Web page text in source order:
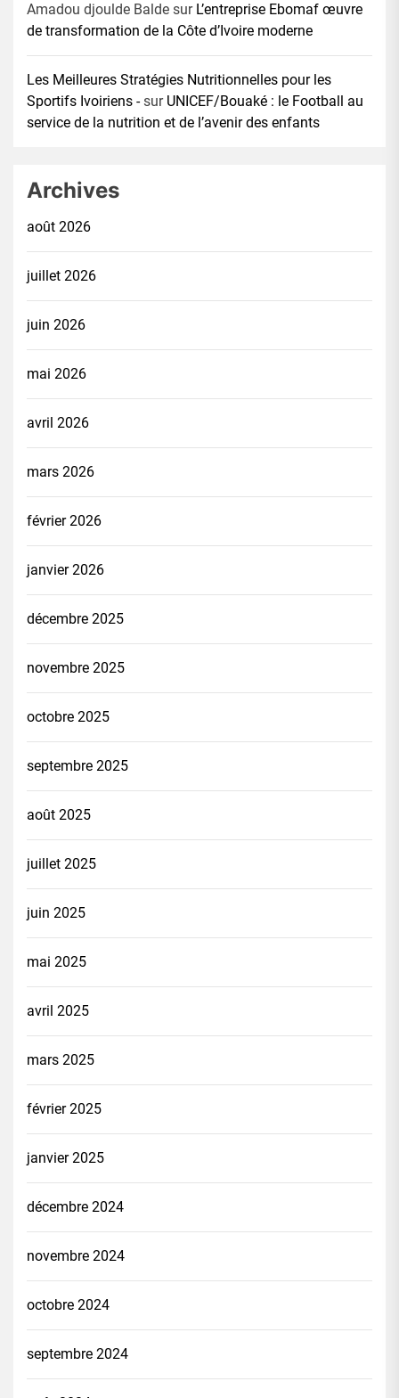
Amadou djoulde Balde sur L’entreprise Ebomaf œuvre
de transformation de la Côte d’Ivoire moderne
Les Meilleures Stratégies Nutritionnelles pour les
Sportifs Ivoiriens -sur UNICEF/Bouaké : le Football au
service de la nutrition et de l’avenir des enfants
Archives
août 2026
juillet 2026
juin 2026
mai 2026
avril 2026
mars 2026
février 2026
janvier 2026
décembre 2025
novembre 2025
octobre 2025
septembre 2025
août 2025
juillet 2025
juin 2025
mai 2025
avril 2025
mars 2025
février 2025
janvier 2025
décembre 2024
novembre 2024
octobre 2024
septembre 2024